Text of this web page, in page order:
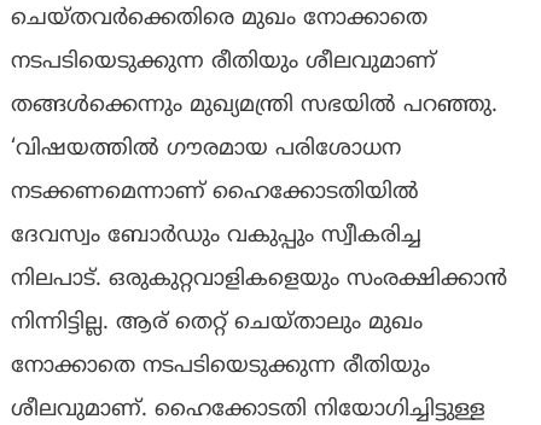
ചെയ്തവര്‍ക്കെതിരെ മുഖം നോക്കാതെ
നടപടിയെടുക്കുന്ന രീതിയും ശീലവുമാണ്
തങ്ങള്‍ക്കെന്നും മുഖ്യമന്ത്രി സഭയില്‍ പറഞ്ഞു.
‘വിഷയത്തില്‍ ഗൗരമായ പരിശോധന
നടക്കണമെന്നാണ് ഹൈക്കോടതിയില്‍
ദേവസ്വം ബോര്‍ഡും വകുപ്പും സ്വീകരിച്ച
നിലപാട്. ഒരുകുറ്റവാളികളെയും സംരക്ഷിക്കാന്‍
നിന്നിട്ടില്ല. ആര് തെറ്റ് ചെയ്താലും മുഖം
നോക്കാതെ നടപടിയെടുക്കുന്ന രീതിയും
ശീലവുമാണ്. ഹൈക്കോടതി നിയോഗിച്ചിട്ടുള്ള